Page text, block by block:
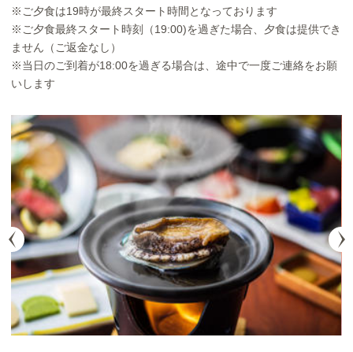
※ご夕食は19時が最終スタート時間となっております
※ご夕食最終スタート時刻（19:00)を過ぎた場合、夕食は提供でき
ません（ご返金なし）
※当日のご到着が18:00を過ぎる場合は、途中で一度ご連絡をお願
いします